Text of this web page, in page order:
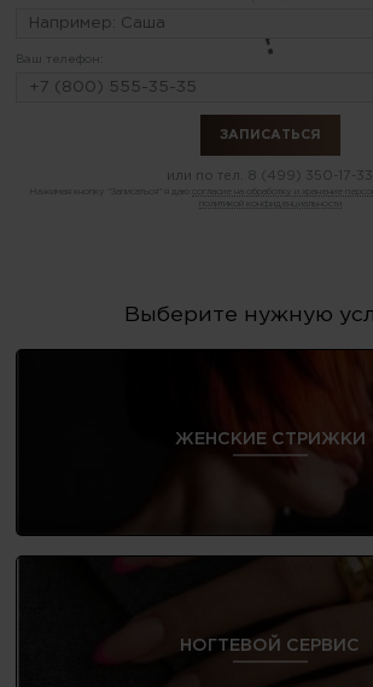
Ваш телефон:
или по тел. 8 (499) 350-17-33
Нажимая кнопку "Записаться" я даю согласие на обработку и хранение
политикой конфиденциальности
Выберите нужную
ЖЕНСКИЕ СТРИЖКИ
НОГТЕВОЙ СЕРВИС